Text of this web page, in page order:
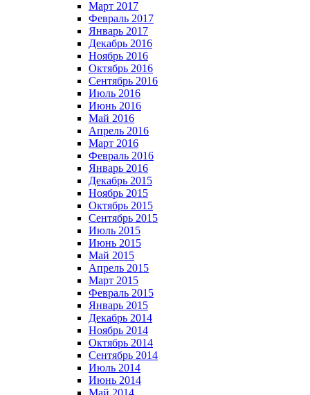
Март 2017
Февраль 2017
Январь 2017
Декабрь 2016
Ноябрь 2016
Октябрь 2016
Сентябрь 2016
Июль 2016
Июнь 2016
Май 2016
Апрель 2016
Март 2016
Февраль 2016
Январь 2016
Декабрь 2015
Ноябрь 2015
Октябрь 2015
Сентябрь 2015
Июль 2015
Июнь 2015
Май 2015
Апрель 2015
Март 2015
Февраль 2015
Январь 2015
Декабрь 2014
Ноябрь 2014
Октябрь 2014
Сентябрь 2014
Июль 2014
Июнь 2014
Май 2014